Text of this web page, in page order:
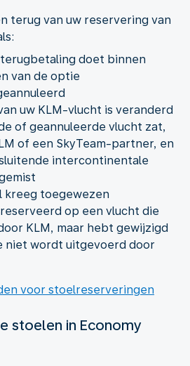
terug van uw reservering van
doet binnen
van de optie
uw KLM-vlucht is veranderd
of geannuleerde vlucht zat,
of een SkyTeam-partner, en
intercontinentale
kreeg toegewezen
op een vlucht die
KLM, maar hebt gewijzigd
niet wordt uitgevoerd door
voor stoelreserveringen
stoelen in Economy